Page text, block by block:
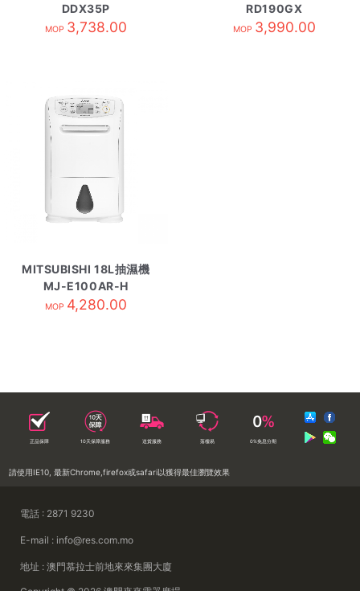
DDX35P
MOP 3,738.00
RD190GX
MOP 3,990.00
MITSUBISHI 18L抽濕機
MJ-E100AR-H
MOP 4,280.00
正品保障 10天保障服務 送貨服務 落樓易 0%免息分期
請使用IE10, 最新Chrome,firefox或safari以獲得最佳瀏覽效果
電話 : 2871 9230
E-mail : info@res.com.mo
地址 : 澳門慕拉士前地來來集團大廈